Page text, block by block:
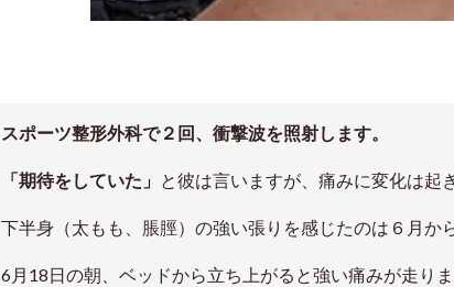
スポーツ整形外科で２回、衝撃波を照射します。
「期待をしていた」 と彼は言いますが、痛みに変化は起
下半身（太もも、脹脛）の強い張りを感じたのは６月か
6月18日の朝、ベッドから立ち上がると強い痛みが走り